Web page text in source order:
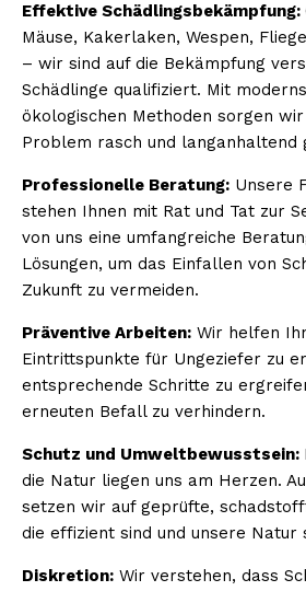
Effektive Schädlingsbekämpfung:
Mäuse, Kakerlaken, Wespen,
– wir sind auf die Bekämpfung
Schädlinge qualifiziert. Mit
ökologischen Methoden sorgen
Problem rasch und langanhaltend
Professionelle Beratung: Unsere
stehen Ihnen mit Rat und Tat zur
von uns eine umfangreiche
Lösungen, um das Einfallen von
Zukunft zu vermeiden.
Präventive Arbeiten: Wir helfen
Eintrittspunkte für Ungeziefer zu
entsprechende Schritte zu
erneuten Befall zu verhindern.
Schutz und Umweltbewusstsein:
die Natur liegen uns am Herzen.
setzen wir auf geprüfte,
die effizient sind und unsere Natur
Diskretion: Wir verstehen, dass